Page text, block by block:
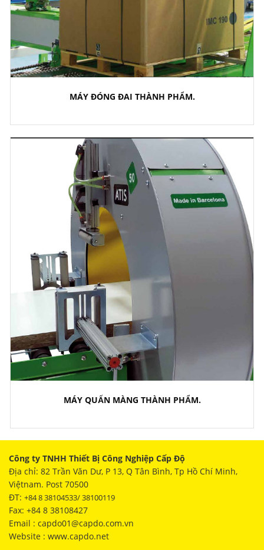
MÁY ĐÓNG ĐAI THÀNH PHẨM.
MÁY QUẤN MÀNG THÀNH PHẨM.
Công ty TNHH Thiết Bị Công Nghiệp Cấp Độ
Địa chỉ: 82 Trần Văn Dư, P 13, Q Tân Bình, Tp Hồ Chí Minh,
Việtnam. Post 70500
ĐT: +84 8 38104533/ 38100119
Fax: +84 8 38108427
Email : capdo01@capdo.com.vn
Website : www.capdo.net